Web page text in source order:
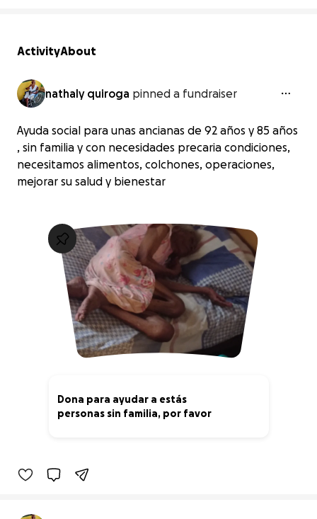
ActivityAbout
nathaly quiroga pinned a fundraiser
Ayuda social para unas ancianas de 92 años y 85 años
, sin familia y con necesidades precaria condiciones,
necesitamos alimentos, colchones, operaciones,
mejorar su salud y bienestar
Dona para ayudar a estás
personas sin familia, por favor